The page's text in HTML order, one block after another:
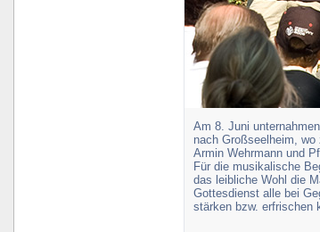
Am 8. Juni
nach Großseelheim,
Armin Wehrmann und
Für die musikalische
das leibliche Wohl die
Gottesdienst alle bei
stärken bzw. erfrischen